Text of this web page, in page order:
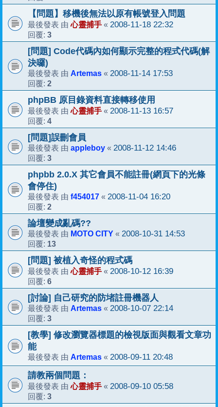
【問題】移機後無法以原有帳號登入問題
最後發表 由心靈捕手 « 2008-11-18 22:32
回覆: 3
[問題] Code代碼內如何顯示完整的程式代碼(解
決囉)
最後發表 由 Artemas « 2008-11-14 17:53
回覆: 2
phpBB 原目錄資料直接轉移使用
最後發表 由心靈捕手 « 2008-11-13 16:57
回覆: 4
[問題]誤刪會員
最後發表 由 appleboy « 2008-11-12 14:46
回覆: 3
phpbb 2.0.X 其它會員不能註冊(網頁下的光條
會停住)
最後發表 由 f454017 « 2008-11-04 16:20
回覆: 2
論壇變成亂碼??
最後發表 由 MOTO CITY « 2008-10-31 14:53
回覆: 13
[問題] 被植入奇怪的程式碼
最後發表 由心靈捕手 « 2008-10-12 16:39
回覆: 6
[討論] 自己研究的防堵註冊機器人
最後發表 由 Artemas « 2008-10-07 22:14
回覆: 3
[教學] 修改瀏覽器標題的檢視版面與觀看文章功
能
最後發表 由 Artemas « 2008-09-11 20:48
請教兩個問題：
最後發表 由心靈捕手 « 2008-09-10 05:58
回覆: 3